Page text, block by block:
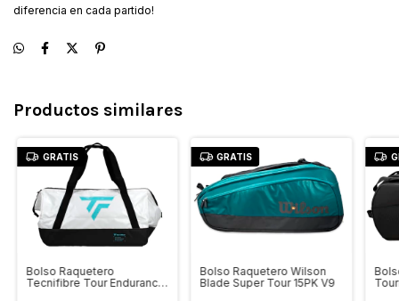
diferencia en cada partido!
Productos similares
GRATIS
Bolso Raquetero
Tecnifibre Tour Endurance
GRATIS
Bolso Raquetero Wilson
Blade Super Tour 15PK V9